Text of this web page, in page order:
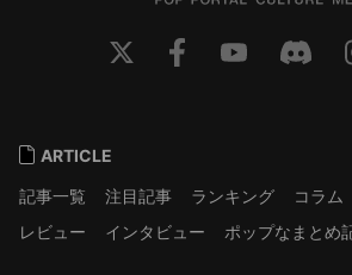
ARTICLE
記事一覧
注目記事 ランキング コラム
レビュー
インタビュー ポップなまとめ